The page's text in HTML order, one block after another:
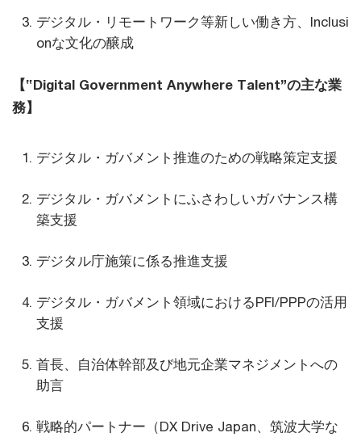
デジタル・リモートワーク等新しい働き方、Inclusi
onな文化の醸成
【‟Digital Government Anywhere Talent”の主な業
務】
デジタル・ガバメント推進のための戦略策定支援
デジタル・ガバメントにふさわしいガバナンス構
築支援
デジタル庁施策に係る推進支援
デジタル・ガバメント領域におけるPFI/PPPの活用
支援
首長、自治体幹部及び地元企業マネジメントへの
助言
戦略的パートナー（DX Drive Japan、筑波大学な